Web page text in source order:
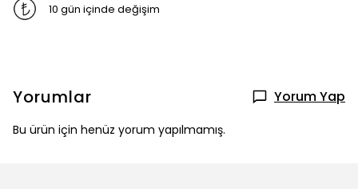
10 gün içinde değişim
Yorumlar Yorum Yap
Bu ürün için henüz yorum yapılmamış.